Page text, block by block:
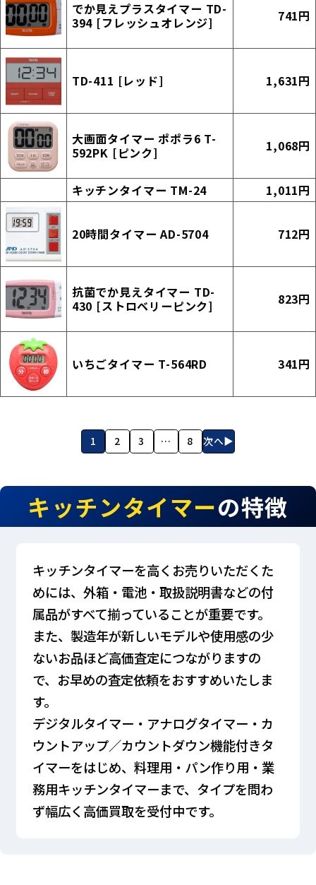
でか見えプラスタイマー TD-
394 [フレッシュオレンジ]
741円
TD-411 [レッド] 1,631円
大画面タイマー ポポラ6 T-
592PK [ピンク]
1,068円
キッチンタイマー TM-24 1,011円
20時間タイマー AD-5704 712円
抗菌でか見えタイマー TD-
430 [ストロベリーピンク]
823円
いちごタイマー T-564RD 341円
1 2 3 … 8 次へ▶
キッチンタイマーの特徴
キッチンタイマーを高くお売りいただくた
めには、外箱・電池・取扱説明書などの付
属品がすべて揃っていることが重要です。
また、製造年が新しいモデルや使用感の少
ないお品ほど高価査定につながりますの
で、お早めの査定依頼をおすすめいたしま
す。
デジタルタイマー・アナログタイマー・カ
ウントアップ／カウントダウン機能付きタ
イマーをはじめ、料理用・パン作り用・業
務用キッチンタイマーまで、タイプを問わ
ず幅広く高価買取を受付中です。